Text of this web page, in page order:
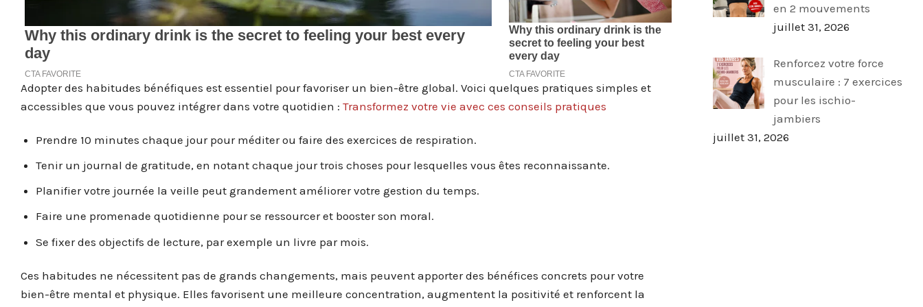
Adopter des habitudes bénéfiques est essentiel pour favoriser un bien-être global. Voici quelques pratiques simples et
accessibles que vous pouvez intégrer dans votre quotidien : Transformez votre vie avec ces conseils pratiques
Prendre 10 minutes chaque jour pour méditer ou faire des exercices de respiration.
Tenir un journal de gratitude, en notant chaque jour trois choses pour lesquelles vous êtes reconnaissante.
Planifier votre journée la veille peut grandement améliorer votre gestion du temps.
Faire une promenade quotidienne pour se ressourcer et booster son moral.
Se fixer des objectifs de lecture, par exemple un livre par mois.
Ces habitudes ne nécessitent pas de grands changements, mais peuvent apporter des bénéfices concrets pour votre
bien-être mental et physique. Elles favorisent une meilleure concentration, augmentent la positivité et renforcent la
en 2 mouvements
juillet 31, 2026
Renforcez votre force
musculaire : 7 exercices
pour les ischio-
jambiers
juillet 31, 2026